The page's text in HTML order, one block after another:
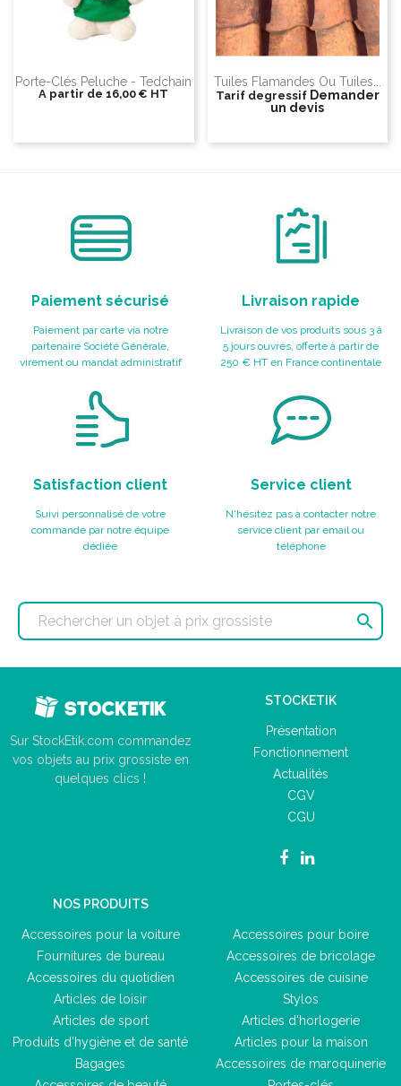
Porte-Clés Peluche - Tedchain
A partir de 16,00 € HT
Tuiles Flamandes Ou Tuiles...
Tarif degressif Demander
un devis
Paiement sécurisé
Paiement par carte via notre
partenaire Société Générale,
virement ou mandat administratif
Livraison rapide
Livraison de vos produits sous 3 à
5 jours ouvrés, offerte à partir de
250 € HT en France continentale
Satisfaction client
Suivi personnalisé de votre
commande par notre équipe
dédiée
Service client
N'hésitez pas à contacter notre
service client par email ou
téléphone

Sur StockEtik.com commandez
vos objets au prix grossiste en
quelques clics !
STOCKETIK
Présentation
Fonctionnement
Actualités
CGV
CGU
NOS PRODUITS
Accessoires pour la voiture
Fournitures de bureau
Accessoires du quotidien
Articles de loisir
Articles de sport
Produits d'hygiène et de santé
Bagages
Accessoires pour boire
Accessoires de bricolage
Accessoires de cuisine
Stylos
Articles d'horlogerie
Articles pour la maison
Accessoires de maroquinerie